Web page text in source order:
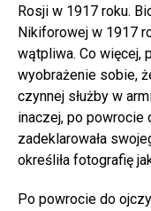
Rosji w 1917 roku.
Nikiforowej w 1917
wątpliwa. Co więcej,
wyobrażenie sobie,
czynnej służby w
inaczej, po powrocie
zadeklarowała
określiła fotografię
Po powrocie do